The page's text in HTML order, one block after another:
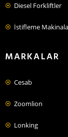
Diesel Forkliftler
İstifleme
MARKALAR
Cesab
Zoomlion
Lonking